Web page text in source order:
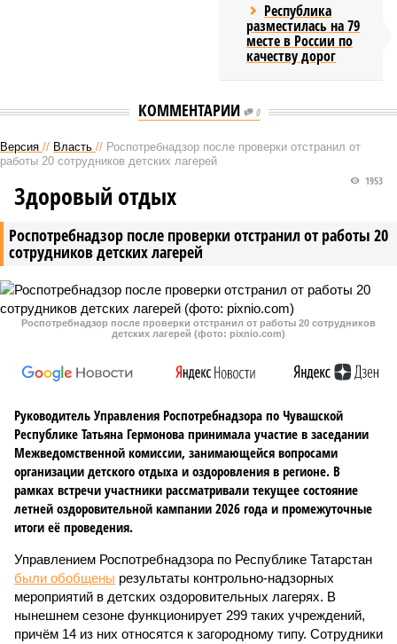
Республика
разместилась на 79
месте в России по
качеству дорог
КОММЕНТАРИИ 0
Версия // Власть // Роспотребнадзор после проверки отстранил от
работы 20 сотрудников детских лагерей
Роспотребнадзор после проверки отстранил от работы 20
сотрудников детских лагерей
1953
Здоровый отдых
Роспотребнадзор после проверки отстранил от работы 20 сотрудников
детских лагерей (фото: pixnio.com)
Руководитель Управления Роспотребнадзора по Чувашской
Республике Татьяна Гермонова принимала участие в заседании
Межведомственной комиссии, занимающейся вопросами
организации детского отдыха и оздоровления в регионе. В
рамках встречи участники рассматривали текущее состояние
летней оздоровительной кампании 2026 года и промежуточные
итоги её проведения.
Управлением Роспотребнадзора по Республике Татарстан
были обобщены результаты контрольно-надзорных
мероприятий в детских оздоровительных лагерях. В
нынешнем сезоне функционирует 299 таких учреждений,
причём 14 из них относятся к загородному типу. Сотрудники